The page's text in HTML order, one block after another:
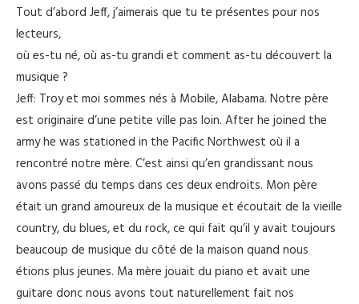
Tout d’abord Jeff, j’aimerais que tu te présentes pour nos
lecteurs,
où es-tu né, où as-tu grandi et comment as-tu découvert la
musique ?
Jeff: Troy et moi sommes nés à Mobile, Alabama. Notre père
est originaire d’une petite ville pas loin. After he joined the
army he was stationed in the Pacific Northwest où il a
rencontré notre mère. C’est ainsi qu’en grandissant nous
avons passé du temps dans ces deux endroits. Mon père
était un grand amoureux de la musique et écoutait de la vieille
country, du blues, et du rock, ce qui fait qu’il y avait toujours
beaucoup de musique du côté de la maison quand nous
étions plus jeunes. Ma mère jouait du piano et avait une
guitare donc nous avons tout naturellement fait nos